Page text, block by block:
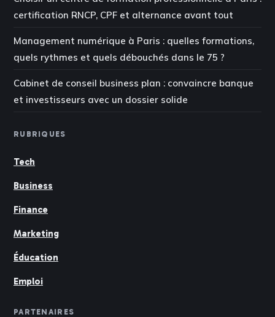
certification RNCP, CPF et alternance avant tout
Management numérique à Paris : quelles formations,
quels rythmes et quels débouchés dans le 75 ?
Cabinet de conseil business plan : convaincre banque
et investisseurs avec un dossier solide
RUBRIQUES
Tech
Business
Finance
Marketing
Éducation
Emploi
PARTENAIRES